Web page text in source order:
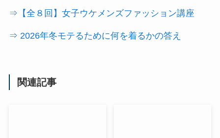
⇒【全８回】女子ウケメンズファッション講座
⇒ 2026年冬モテるために何を着るかの答え
関連記事